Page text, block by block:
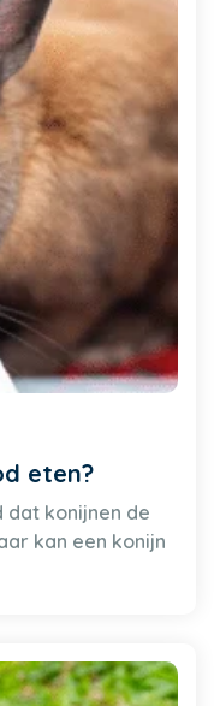
eten?
dat konijnen de
kan een konijn